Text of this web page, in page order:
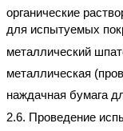
органические
для испытуемых
металлический
металлическая
наждачная бумага
2.6. Проведение